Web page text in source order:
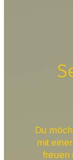
Du
mit
freuen